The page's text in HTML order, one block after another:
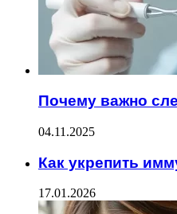
Почему важно
04.11.2025
Как укрепить
17.01.2026